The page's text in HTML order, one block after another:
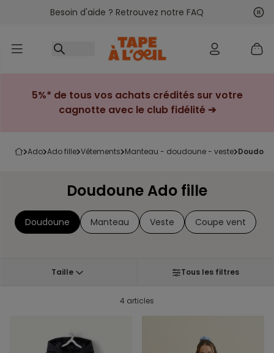
Accéder au contenu
Besoin d'aide ? Retrouvez notre FAQ
5%* de tous vos achats crédités sur votre
cagnotte avec le club fidélité ➔
ado ado fille vêtements manteau - doudoune - veste
Doudoune Ado fille
Doudoune Manteau Veste Coupe vent
Taille Tous les filtres
4 articles